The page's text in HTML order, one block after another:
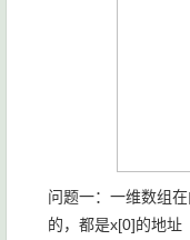
问题一：一维数组
的，都是x[0]的地址